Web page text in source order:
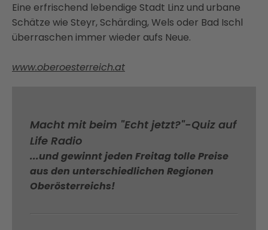
Eine erfrischend lebendige Stadt Linz und urbane
Schätze wie Steyr, Schärding, Wels oder Bad Ischl
überraschen immer wieder aufs Neue.
www.oberoesterreich.at
Macht mit beim "Echt jetzt?"-Quiz auf
Life Radio
...und gewinnt jeden Freitag tolle Preise
aus den unterschiedlichen Regionen
Oberösterreichs!